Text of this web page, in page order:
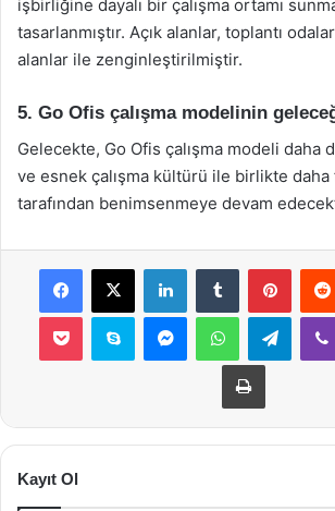
işbirliğine dayalı bir çalışma ortamı
tasarlanmıştır. Açık alanlar, toplantı
alanlar ile zenginleştirilmiştir.
5. Go Ofis çalışma modelinin
Gelecekte, Go Ofis çalışma modeli daha
ve esnek çalışma kültürü ile birlikte daha
tarafından benimsenmeye devam
Facebook
X LinkedInTumblr
Pocket Skype MessengerWhatsApp
Yazdır
Kayıt Ol